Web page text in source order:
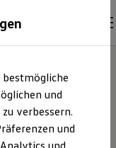
und
verbessern.
und
und